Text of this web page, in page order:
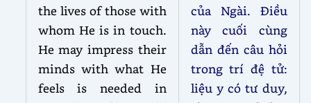
the lives of those with
whom He is in touch.
He may impress their
minds with what He
feels is needed in
của Ngài. Điều
này cuối cùng
dẫn đến câu hỏi
trong trí đệ tử:
liệu y có tư duy,